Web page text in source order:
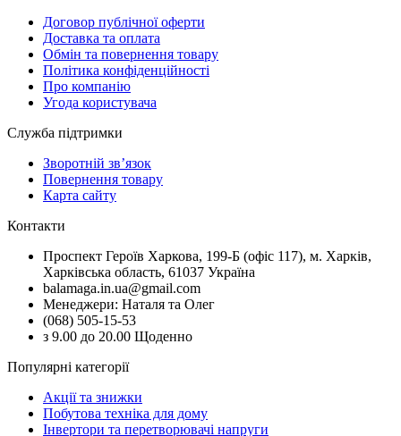
Договор публічної оферти
Доставка та оплата
Обмін та повернення товару
Політика конфіденційності
Про компанію
Угода користувача
Служба підтримки
Зворотній зв’язок
Повернення товару
Карта сайту
Контакти
Проспект Героїв Харкова, 199-Б (офіс 117), м. Харків,
Харківська область, 61037 Україна
balamaga.in.ua@gmail.com
Менеджери: Наталя та Олег
(068) 505-15-53
з 9.00 до 20.00 Щоденно
Популярні категорії
Акції та знижки
Побутова техніка для дому
Інвертори та перетворювачі напруги